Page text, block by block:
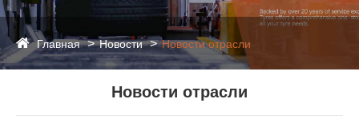
Главная Новости Новости отрасли
Новости отрасли